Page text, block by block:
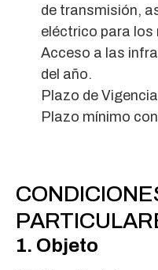
de transmisión,
eléctrico para los
Acceso a las
del año.
Plazo de
Plazo mínimo
1. Objeto